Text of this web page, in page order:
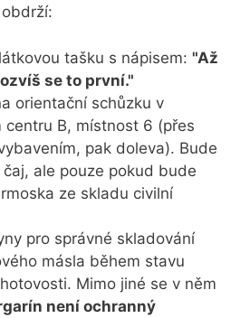
tašku s nápisem: "Až
se to první."
orientační schůzku v
centru B, místnost 6 (přes
pak doleva). Bude
ale pouze pokud bude
ze skladu civilní
pro správné skladování
másla během stavu
Mimo jiné se v něm
není ochranný